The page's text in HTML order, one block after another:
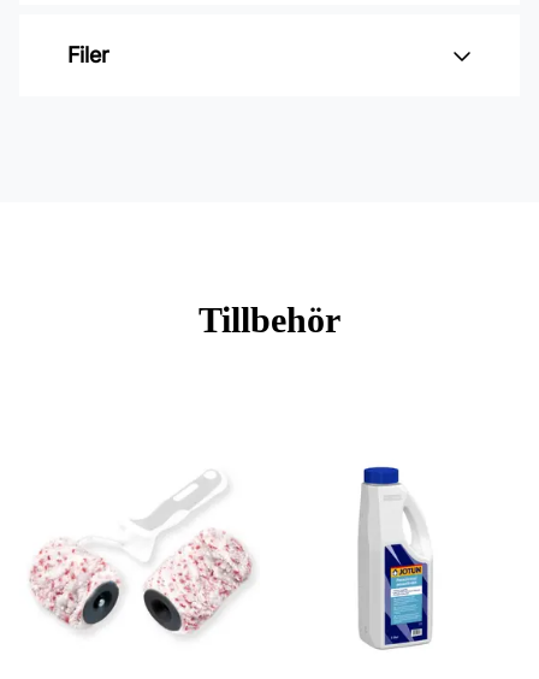
Varumärke: Jotun
Applicering: Spruta, pensel eller
Leverantörens artikelnummer:
26VMCNKVA
Filer
Tillbehör